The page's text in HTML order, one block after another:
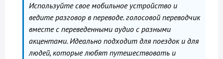
Используйте свое мобильное устройство и
ведите разговор в переводе. голосовой переводчик
вместе с переведенными аудио с разными
акцентами. Идеально подходит для поездок и для
людей, которые любят путешествовать и